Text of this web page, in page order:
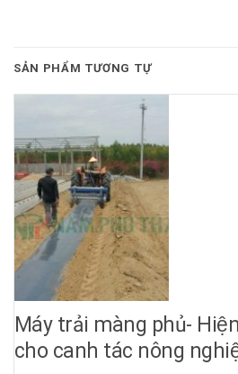
SẢN PHẨM TƯƠNG TỰ
Máy trải màng phủ-
cho canh tác nông